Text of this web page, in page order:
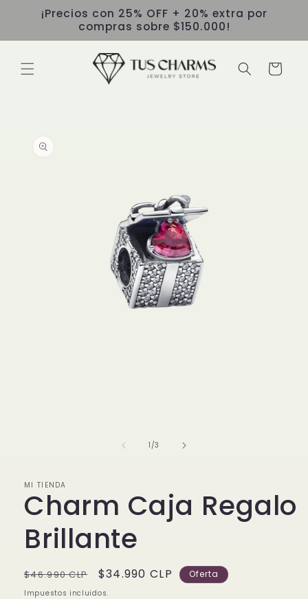
directamente
¡Precios con 25% OFF + 20% extra por
compras sobre $150.000!
Carrito
información
1 /de
3
MI TIENDA
Charm Caja Regalo
Brillante
Precio
habitual
$46.990 CLP
Precio
de
$34.990 CLP Oferta
Impuestos incluidos.